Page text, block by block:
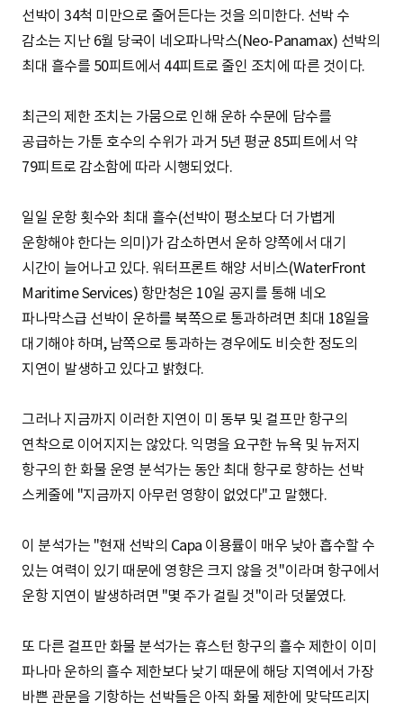
선박이 34척 미만으로 줄어든다는 것을 의미한다. 선박 수
감소는 지난 6월 당국이 네오파나막스(Neo-Panamax) 선박의
최대 흘수를 50피트에서 44피트로 줄인 조치에 따른 것이다.
최근의 제한 조치는 가뭄으로 인해 운하 수문에 담수를
공급하는 가툰 호수의 수위가 과거 5년 평균 85피트에서 약
79피트로 감소함에 따라 시행되었다.
일일 운항 횟수와 최대 흘수(선박이 평소보다 더 가볍게
운항해야 한다는 의미)가 감소하면서 운하 양쪽에서 대기
시간이 늘어나고 있다. 워터프론트 해양 서비스(WaterFront
Maritime Services) 항만청은 10일 공지를 통해 네오
파나막스급 선박이 운하를 북쪽으로 통과하려면 최대 18일을
대기해야 하며, 남쪽으로 통과하는 경우에도 비슷한 정도의
지연이 발생하고 있다고 밝혔다.
그러나 지금까지 이러한 지연이 미 동부 및 걸프만 항구의
연착으로 이어지지는 않았다. 익명을 요구한 뉴욕 및 뉴저지
항구의 한 화물 운영 분석가는 동안 최대 항구로 향하는 선박
스케줄에 "지금까지 아무런 영향이 없었다"고 말했다.
이 분석가는 "현재 선박의 Capa 이용률이 매우 낮아 흡수할 수
있는 여력이 있기 때문에 영향은 크지 않을 것"이라며 항구에서
운항 지연이 발생하려면 "몇 주가 걸릴 것"이라 덧붙였다.
또 다른 걸프만 화물 분석가는 휴스턴 항구의 흘수 제한이 이미
파나마 운하의 흘수 제한보다 낮기 때문에 해당 지역에서 가장
바쁜 관문을 기항하는 선박들은 아직 화물 제한에 맞닥뜨리지